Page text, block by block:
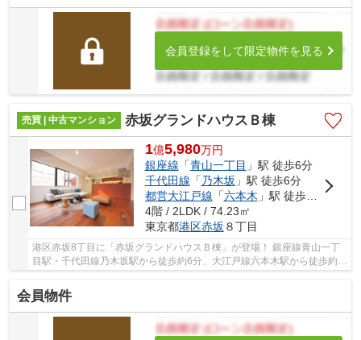
会員登録をして限定物件を見る
売買 | 中古マンション 赤坂グランドハウスＢ棟
1億5,980万円
銀座線 「青山一丁目 」駅 徒歩6分
千代田線 「 乃木坂 」駅 徒歩6分
都営大江戸線 「六本木 」駅 徒歩13分
4階 / 2LDK / 74.23㎡
東京都港区赤坂 ８丁目
港区赤坂8丁目に「赤坂グランドハウスＢ棟」が登場！ 銀座線青山一丁
目駅・千代田線乃木坂駅から徒歩約6分、大江戸線六本木駅から徒歩約
13分。 5路線3駅利用可能な大変便利な立地に位...
会員物件